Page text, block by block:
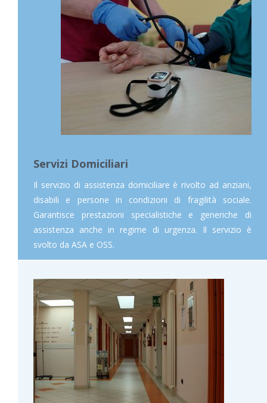
Servizi Domiciliari
Il servizio di assistenza domiciliare è rivolto ad anziani,
disabili e persone in condizioni di fragilità sociale.
Garantisce prestazioni specialistiche e generiche di
assistenza anche in regime di urgenza. Il servizio è
svolto da ASA e OSS.